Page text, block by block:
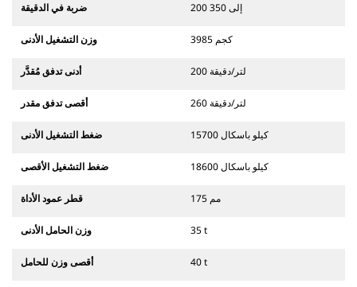
ضربة في الدقيقة 200 إلى 350
وزن التشغيل الأدنى 3985 كجم
أدنى تدفق مُقدَّر 200 لتر/دقيقة
أقصى تدفق مقدر 260 لتر/دقيقة
ضغط التشغيل الأدنى 15700 كيلو باسكال
ضغط التشغيل الأقصى 18600 كيلو باسكال
قطر عمود الأداة 175 مم
وزن الحامل الأدنى 35 t
أقصى وزن للحامل 40 t